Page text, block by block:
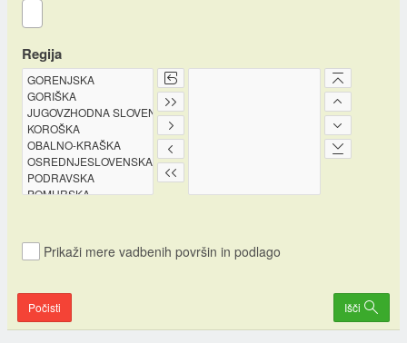
Regija
Prikaži mere vadbenih površin in podlago
Počisti Išči